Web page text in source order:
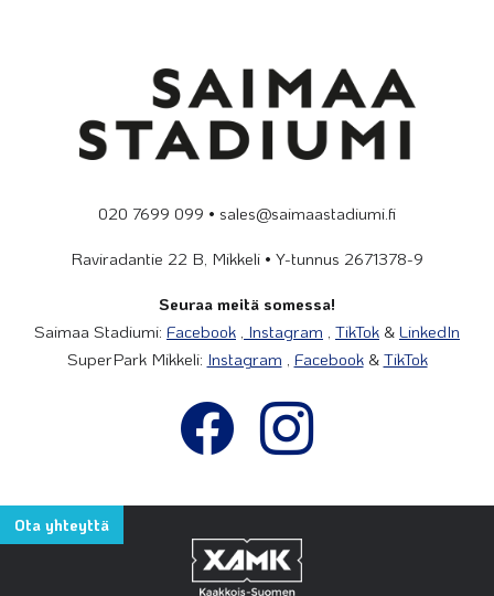
020 7699 099 • sales@saimaastadiumi.fi
Raviradantie 22 B, Mikkeli • Y-tunnus 2671378-9
Seuraa meitä somessa!
Saimaa Stadiumi: Facebook , Instagram , TikTok & LinkedIn
SuperPark Mikkeli: Instagram , Facebook& TikTok
Ota yhteyttä